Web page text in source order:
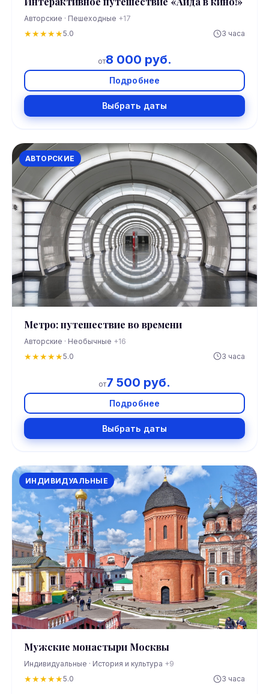
Авторские · Пешеходные +17
★★★★★5.0 3 часа
от8 000 руб.
Подробнее
Выбрать даты
АВТОРСКИЕ
Метро: путешествие во времени
Авторские · Необычные +16
★★★★★5.0 3 часа
от7 500 руб.
Подробнее
Выбрать даты
ИНДИВИДУАЛЬНЫЕ
Мужские монастыри Москвы
Индивидуальные · История и культура +9
★★★★★5.0 3 часа